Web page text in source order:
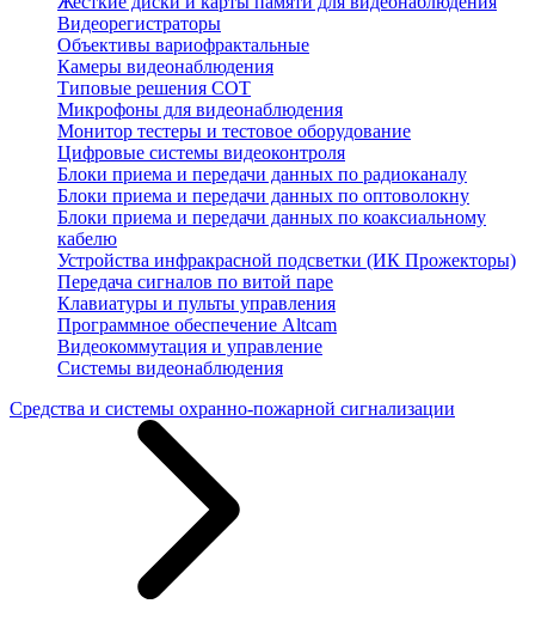
Видеорегистраторы
Объективы вариофрактальные
Камеры видеонаблюдения
Типовые решения СОТ
Микрофоны для видеонаблюдения
Монитор тестеры и тестовое оборудование
Цифровые системы видеоконтроля
Блоки приема и передачи данных по радиоканалу
Блоки приема и передачи данных по оптоволокну
Блоки приема и передачи данных по коаксиальному
кабелю
Устройства инфракрасной подсветки (ИК Прожекторы)
Передача сигналов по витой паре
Клавиатуры и пульты управления
Программное обеспечение Altcam
Видеокоммутация и управление
Системы видеонаблюдения
Средства и системы охранно-пожарной сигнализации